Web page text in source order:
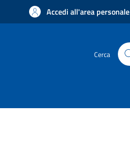
Accedi all'area personale
Cerca